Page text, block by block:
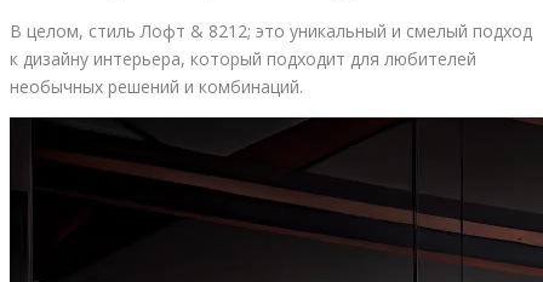
В целом, стиль Лофт & 8212; это уникальный и смелый подход
к дизайну интерьера, который подходит для любителей
необычных решений и комбинаций.